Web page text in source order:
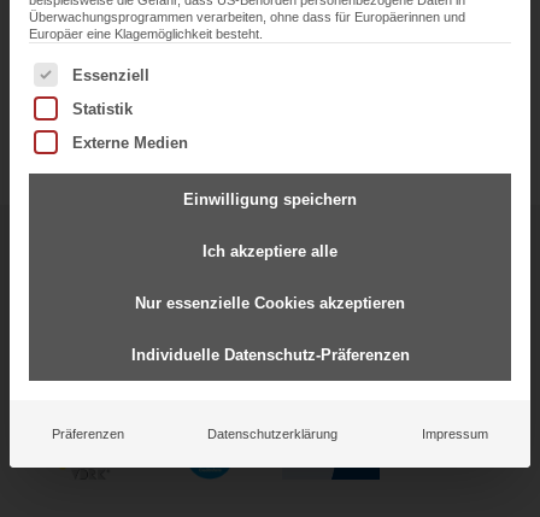
Starke Partnerschaften für
gemeinsamen Erfolg
Überwachungsprogrammen verarbeiten, ohne dass für Europäerinnen und
Europäer eine Klagemöglichkeit besteht.
Es folgt eine Liste der Service-Gruppen, für die eine
Essenziell
Statistik
Externe Medien
Einwilligung speichern
Ich akzeptiere alle
Nur essenzielle Cookies akzeptieren
Individuelle Datenschutz-Präferenzen
Präferenzen Datenschutzerklärung Impressum